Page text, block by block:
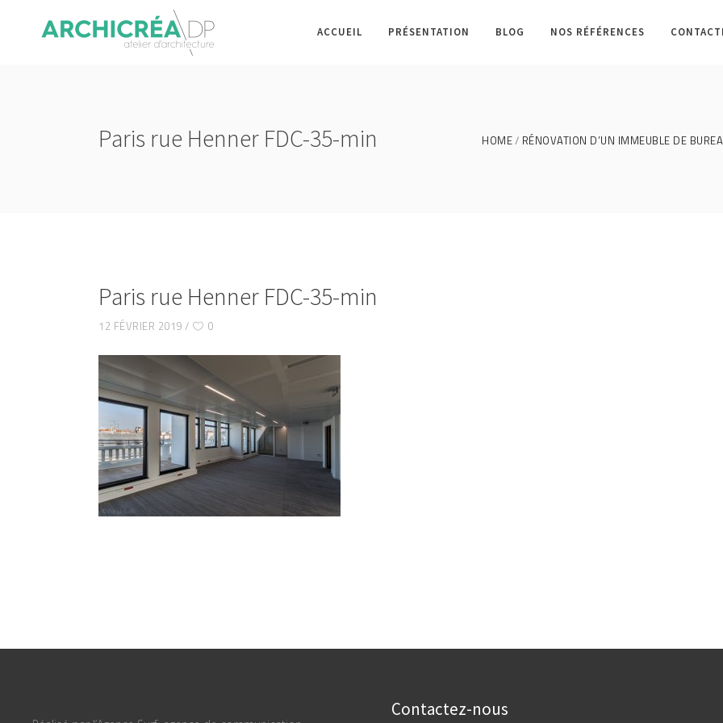
ACCUEIL PRÉSENTATION BLOG NOS RÉFÉRENCES
Paris rue Henner FDC-35-min HOME RÉNOVATION D’UN IMMEUBLE DE
Paris rue Henner FDC-35-min
12 FÉVRIER 2019 0
Contactez-nous